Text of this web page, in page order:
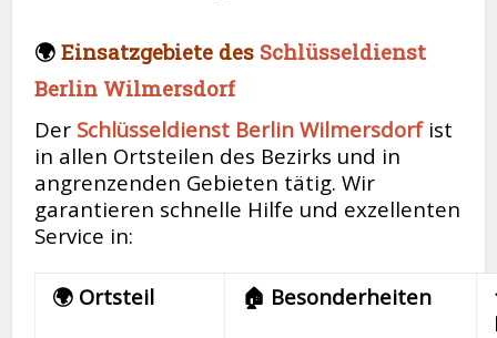
🌍Einsatzgebiete des Schlüsseldienst
Berlin Wilmersdorf
Der Schlüsseldienst Berlin Wilmersdorf ist
in allen Ortsteilen des Bezirks und in
angrenzenden Gebieten tätig. Wir
garantieren schnelle Hilfe und exzellenten
Service in:
🌍 Ortsteil 🏠 Besonderheiten